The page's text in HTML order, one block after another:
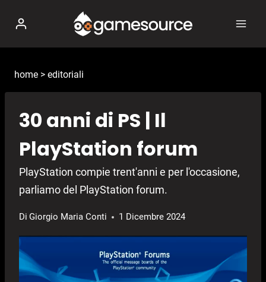
contenuto
home > editoriali
30 anni di PS | Il
PlayStation forum
PlayStation compie trent'anni e per l'occasione,
parliamo del PlayStation forum.
Di Giorgio Maria Conti 1 Dicembre 2024